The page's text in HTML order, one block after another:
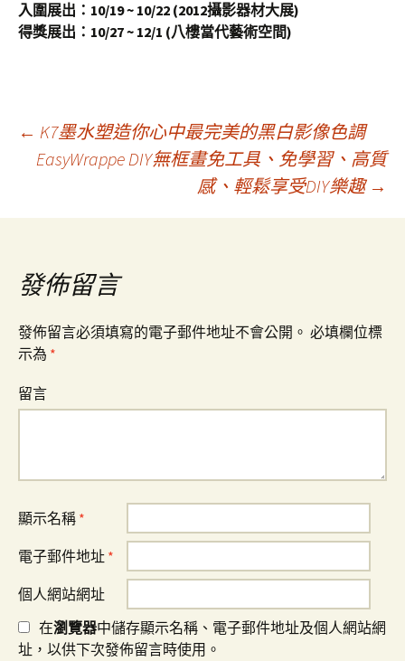
入圍展出：10/19 ~ 10/22 (2012攝影器材大展)
得獎展出：10/27 ~ 12/1 (八樓當代藝術空間)
文
章
導
覽
← K7墨水塑造你心中最完美的黑白影像色調
EasyWrappe DIY無框畫免工具、免學習、高質
感、輕鬆享受DIY樂趣 →
發佈留言
發佈留言必須填寫的電子郵件地址不會公開。 必填欄位標
示為 *
留言
顯示名稱 *
電子郵件地址 *
個人網站網址
在瀏覽器中儲存顯示名稱、電子郵件地址及個人網站網
址，以供下次發佈留言時使用。